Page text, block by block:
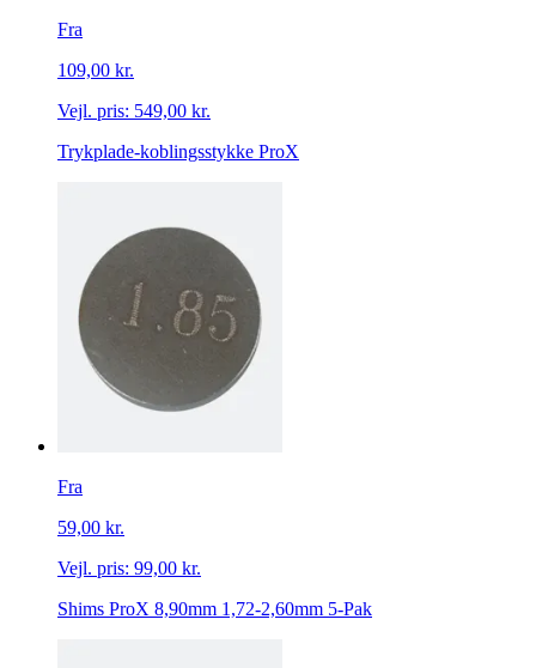
Fra
109,00 kr.
Vejl. pris: 549,00 kr.
Trykplade-koblingsstykke ProX
Fra
59,00 kr.
Vejl. pris: 99,00 kr.
Shims ProX 8,90mm 1,72-2,60mm 5-Pak